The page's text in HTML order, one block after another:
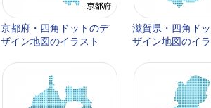
京都府・四角ドットのデ
ザイン地図のイラスト
滋賀県・四角ド
ザイン地図のイ